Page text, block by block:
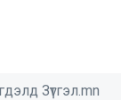
Зүтгэл.mn